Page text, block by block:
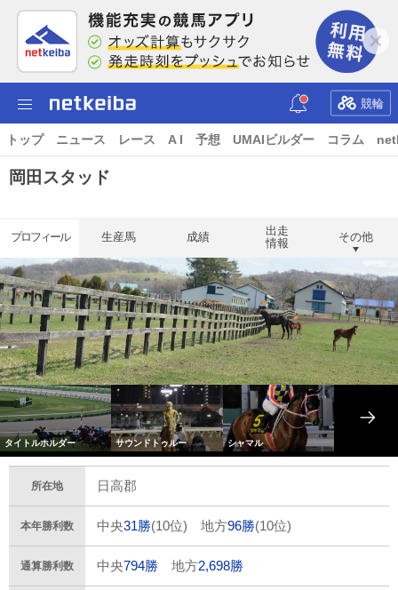
競輪
トップ ニュース レース A I 予想 UMAIビルダー コラム
岡田スタッド
プロフィール 生産馬 成績
出走
情報
その他
タイトルホルダー サウンドトゥルー シャマル
所在地 日高郡
本年勝利数 中央31勝(10位) 地方96勝(10位)
通算勝利数 中央794勝 地方2,698勝